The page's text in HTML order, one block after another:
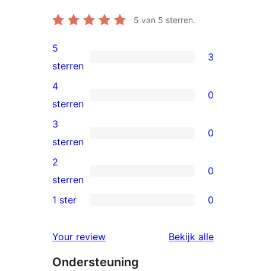
5 van 5 sterren.
3
5
sterren
beoordelingen
5
sterren
3
0
4
sterren
beoordelingen
4
sterren
0
0
3
sterren
beoordelingen
3
sterren
0
0
2
beoordelingen
2
sterren
0
sterren
beoordelingen
1 ster 0
Your review Bekijk alle
Ondersteuning